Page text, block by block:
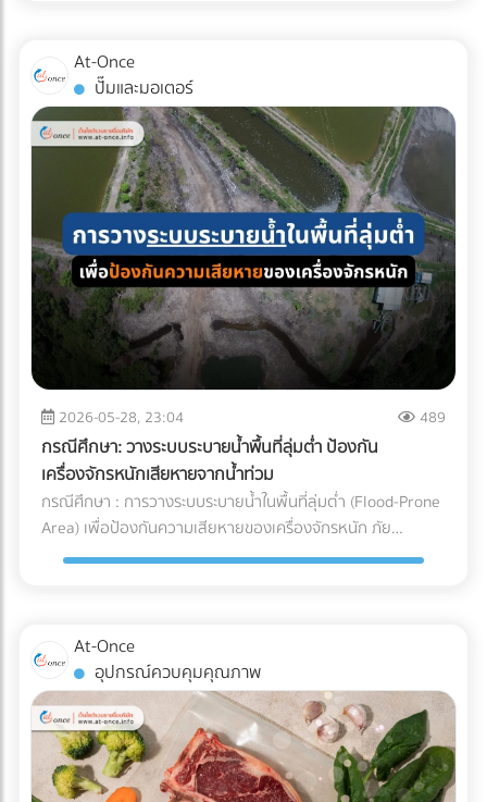
ความเสี่ยงที่คุ้มค่า: ลดอัตราของเสีย (Zero False Reject):
ป้องกันปัญหาสินค้าไม่ได้สเปก (Out of Spec) เมื่อมาถึงโรงงาน
ซึ่งหากสีหรือกลิ่นเพี้ยนไป ฝ่าย QA/QC จะต้องตีกลับสินค้าทั้ง
แบตช์ ทำให้เสียทั้งเงินและเวลา ความเสถียรของผลิตภัณฑ์
(Product Consistency): การใช้วัตถุดิบที่คุณภาพคงที่ ช่วยให้
โรงงานควบคุมมาตรฐานของสินค้าสำเร็จรูป (End-product) ได้
ง่ายขึ้น ไม่ว่าจะเป็นเครื่องดื่มบรรจุขวด หรือเบเกอรี่ สีและรสชาติ
จะเหมือนเดิมทุกรอบการผลิต ยืดอายุการจัดเก็บ (Extended
Shelf Life): มัทฉะที่ถูกควบคุมอุณหภูมิมาอย่างดีตั้งแต่ต้นทาง
จะมีอายุการจัดเก็บในคลังสินค้าของโรงงานได้นานขึ้น ช่วยให้ฝ่าย
จัดซื้อบริหารจัดการรอบการสั่งซื้อ (Lead Time) ได้อย่างยืดหยุ่น
บทสรุป คุณภาพของเครื่องดื่มหรืออาหารรสมัทฉะ ไม่ได้เริ่มต้นที่
สายพานการผลิตในโรงงาน แต่เริ่มต้นตั้งแต่การเลือกใช้วัตถุดิบ
และการบริหารจัดการ Supply Chain สำหรับองค์กรและโรงงานผู้
ผลิต การทำความเข้าใจระบบ Cold Chain Logistics และการ
เลือกพาร์ทเนอร์ผู้นำเข้าที่มีมาตรฐานการควบคุมอุณหภูมิที่
รัดกุมและสามารถตรวจสอบย้อนกลับได้ (Traceability) จึงเป็น
กลยุทธ์สำคัญที่จะช่วยปกป้องคุณภาพของสินค้า รักษากำไร และ
สร้างความไว้วางใจให้กับผู้บริโภคได้อย่างยั่งยืน
เหมาคันสำหรับทริปต่อไปอยู่หรือเปล่า? เปรียบเทียบราคาและ
ค้นหาบริษัทให้ เช่ารถบัสนิติบุคคล ที่เชื่อถือได้ ออกใบกำกับภาษี
ได้ 100% บนแพลตฟอร์ม At-Once ได้เลย
มาใช้ระบบรถลำเลียงอัตโนมัติ (AGV) การนำรถลำเลียงสินค้า
อัตโนมัติ (AGV) เข้ามาใช้วิ่งส่งของในคลังสินค้าช่วยลดแรงงาน
ได้มหาศาล แต่เนื่องจากหุ่นยนต์ประเภทนี้มีการเคลื่อนที่ตลอด
เวลา การเตรียมพื้นที่จึงต้องรัดกุมเป็นพิเศษ: เคลียร์สิ่งกีดขวาง
และทำพื้นผิวให้เรียบ: ระบบนำทาง AGV ไม่ว่าจะเป็นแบบแถบแม่
เหล็กหรือระบบนำทางด้วยเลเซอร์ (LiDAR) จะทำงานได้ดีที่สุดบน
พื้นผิวที่เรียบ ไม่มีหลุมบ่อ และไม่มีเศษขยะบดบังเซนเซอร์ที่ตัวรถ
กำหนดทางวิ่งและจัดระเบียบ Traffic: ต้องระบุเส้นทางการวิ่งของ
AGV ให้ชัดเจน โดยเว้นระยะห่างจากทางเดินของมนุษย์
(Pedestrian Walkway) อย่างน้อย 0.5 เมตรตามมาตรฐาน และ
ต้องมีป้ายเตือนในจุดตัดหรือทางแยกที่หุ่นยนต์ต้องวิ่งผ่าน จัด
พื้นที่สถานีชาร์จไฟอัตโนมัติ (Charging Zone): รถ AGV ยุคใหม่
จะวิ่งกลับไปชาร์จแบตเตอรี่เองเมื่อแบตใกล้หมด พื้นที่นี้ต้องมีการ
ระบายอากาศที่ดีเนื่องจากมีความร้อนสูง และต้องติดตั้งระบบตัด
ไฟฉุกเฉิน ตรวจสอบระบบเซนเซอร์กันชน (Safety Laser
Scanner): ก่อนปล่อยรถวิ่งจริง ต้องทดสอบระบบตรวจจับสิ่ง
กีดขวางของรถ AGV ว่าสามารถเบรกหรือชะลอความเร็วได้ทัน
ท่วงทีเมื่อมีพนักงานเดินตัดหน้าตาม มาตรฐานความปลอดภัย
AGV ISO 3691-4 กำลังมองหาผู้เชี่ยวชาญด้านระบบ AGV หรือ
อยากเปลี่ยนคลังสินค้าเป็น Smart Warehouse? ค้นหาและ
At-Once
ปั๊มและมอเตอร์
2026-05-28, 23:04 489
กรณีศึกษา: วางระบบระบายน้ำพื้นที่ลุ่มต่ำ ป้องกัน
เครื่องจักรหนักเสียหายจากน้ำท่วม
กรณีศึกษา : การวางระบบระบายน้ำในพื้นที่ลุ่มต่ำ (Flood-Prone
Area) เพื่อป้องกันความเสียหายของเครื่องจักรหนัก ภัย
ธรรมชาติและฝนตกหนัก เป็นฝันร้ายของผู้รับเหมาและเจ้าของ
หรือรถตอกเสาเข็ม จมน้ำ นี่คือกรณีศึกษาและบทเรียนการจัดการ
พื้นที่ก่อสร้าง ว่าด้วย วิธีป้องกันเครื่องจักรเสียหายจากน้ำท่วม
ด้วยการวาง ระบบระบายน้ำ (Drainage System) อย่างมืออาชีพ
ปัญหาและความท้าทายของพื้นที่ลุ่มต่ำ ไซต์งานในพื้นที่ลุ่มต่ำมัก
เผชิญกับสภาพดินเหนียวที่อุ้มน้ำ (ไม่ซึมน้ำ) และมีระดับน้ำใต้ดิน
สูง เมื่อเกิดฝนตกหนัก น้ำจะขังตัวอย่างรวดเร็ว ทำให้ดินทรุดตัว
At-Once
อุปกรณ์ควบคุมคุณภาพ